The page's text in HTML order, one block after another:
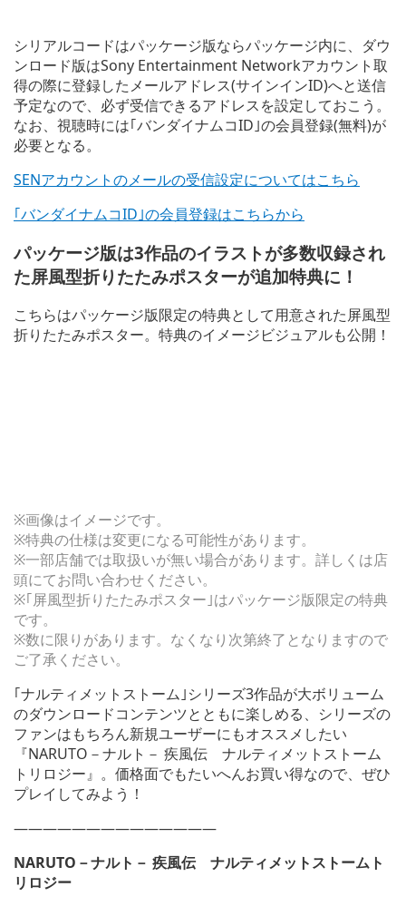
シリアルコードはパッケージ版ならパッケージ内に、ダウ
ンロード版はSony Entertainment Networkアカウント取
得の際に登録したメールアドレス(サインインID)へと送信
予定なので、必ず受信できるアドレスを設定しておこう。
なお、視聴時には｢バンダイナムコID｣の会員登録(無料)が
必要となる。
SENアカウントのメールの受信設定についてはこちら
｢バンダイナムコID｣の会員登録はこちらから
パッケージ版は3作品のイラストが多数収録され
た屏風型折りたたみポスターが追加特典に！
こちらはパッケージ版限定の特典として用意された屏風型
折りたたみポスター。特典のイメージビジュアルも公開！
※画像はイメージです。
※特典の仕様は変更になる可能性があります。
※一部店舗では取扱いが無い場合があります。詳しくは店
頭にてお問い合わせください。
※｢屏風型折りたたみポスター｣はパッケージ版限定の特典
です。
※数に限りがあります。なくなり次第終了となりますので
ご了承ください。
｢ナルティメットストーム｣シリーズ3作品が大ボリューム
のダウンロードコンテンツとともに楽しめる、シリーズの
ファンはもちろん新規ユーザーにもオススメしたい
『NARUTO－ナルト－ 疾風伝 ナルティメットストーム
トリロジー』。価格面でもたいへんお買い得なので、ぜひ
プレイしてみよう！
——————————————
NARUTO－ナルト－ 疾風伝 ナルティメットストームト
リロジー